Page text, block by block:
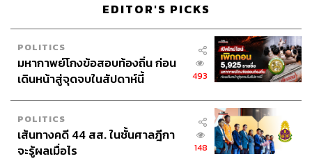
EDITOR'S PICKS
POLITICS
มหากาพย์โกงข้อสอบท้องถิ่น ก่อน
เดินหน้าสู่จุดจบในสัปดาห์นี้
493
POLITICS
เส้นทางคดี 44 สส. ในชั้นศาลฎีกา
จะรู้ผลเมื่อไร
148